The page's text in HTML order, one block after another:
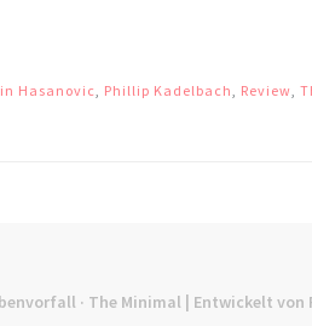
Hasanovic, Phillip Kadelbach, Review,
· The Minimal | Entwickelt von